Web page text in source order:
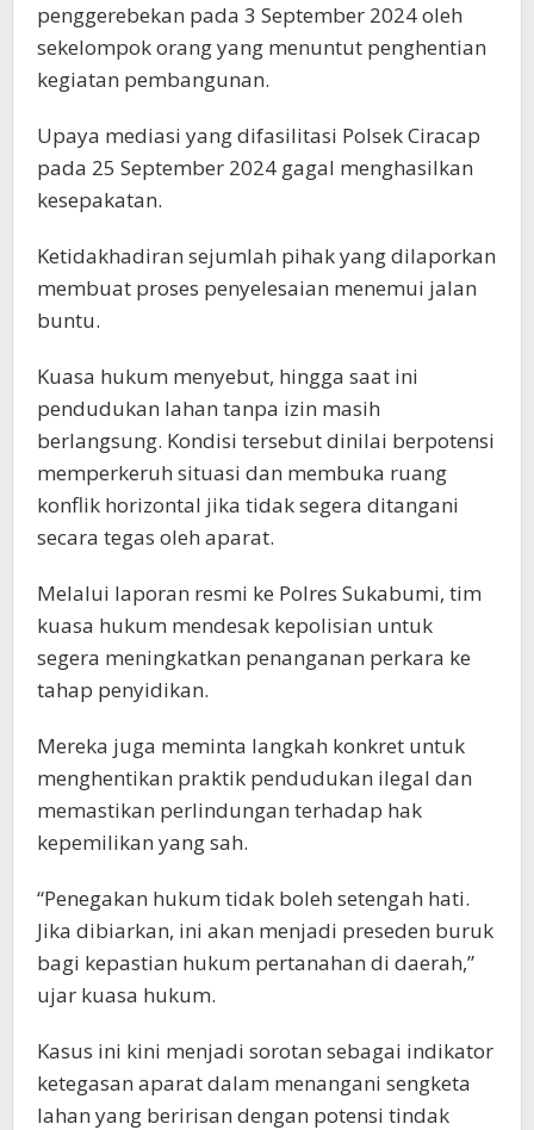
penggerebekan pada 3 September 2024 oleh
sekelompok orang yang menuntut penghentian
kegiatan pembangunan.
Upaya mediasi yang difasilitasi Polsek Ciracap
pada 25 September 2024 gagal menghasilkan
kesepakatan.
Ketidakhadiran sejumlah pihak yang dilaporkan
membuat proses penyelesaian menemui jalan
buntu.
Kuasa hukum menyebut, hingga saat ini
pendudukan lahan tanpa izin masih
berlangsung. Kondisi tersebut dinilai berpotensi
memperkeruh situasi dan membuka ruang
konflik horizontal jika tidak segera ditangani
secara tegas oleh aparat.
Melalui laporan resmi ke Polres Sukabumi, tim
kuasa hukum mendesak kepolisian untuk
segera meningkatkan penanganan perkara ke
tahap penyidikan.
Mereka juga meminta langkah konkret untuk
menghentikan praktik pendudukan ilegal dan
memastikan perlindungan terhadap hak
kepemilikan yang sah.
“Penegakan hukum tidak boleh setengah hati.
Jika dibiarkan, ini akan menjadi preseden buruk
bagi kepastian hukum pertanahan di daerah,”
ujar kuasa hukum.
Kasus ini kini menjadi sorotan sebagai indikator
ketegasan aparat dalam menangani sengketa
lahan yang beririsan dengan potensi tindak